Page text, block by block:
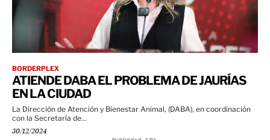
BORDERPLEX
ATIENDE DABA EL PROBLEMA DE JAURÍAS
EN LA CIUDAD
La Dirección de Atención y Bienestar Animal, (DABA), en coordinación
con la Secretaría de...
30/12/2024